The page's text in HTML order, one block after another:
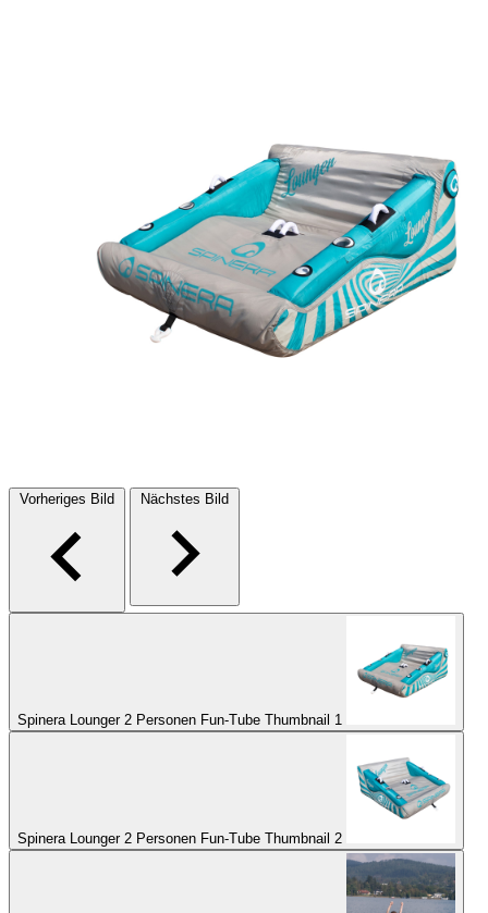
Vorheriges Bild Nächstes Bild
Spinera Lounger 2 Personen Fun-Tube Thumbnail 1
Spinera Lounger 2 Personen Fun-Tube Thumbnail 2